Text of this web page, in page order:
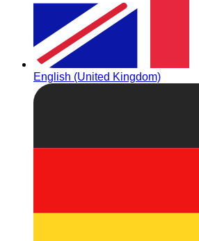
English (United Kingdom)